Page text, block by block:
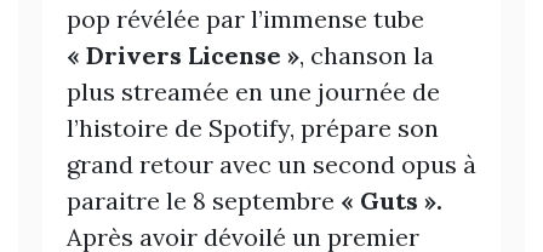
pop révélée par l’immense tube
« Drivers License », chanson la
plus streamée en une journée de
l’histoire de Spotify, prépare son
grand retour avec un second opus à
paraitre le 8 septembre « Guts ».
Après avoir dévoilé un premier